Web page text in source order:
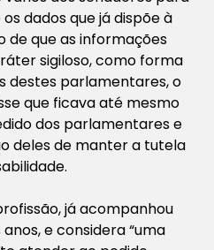
dados que já dispõe à
de que as informações
sigiloso, como forma
destes parlamentares, o
que ficava até mesmo
dos parlamentares e
deles de manter a tutela
já acompanhou
e considera “uma